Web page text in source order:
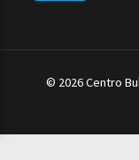
© 2026 Centro